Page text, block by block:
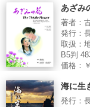
あざ
著者：
発行：
取扱：
B5判
価格：
海に生
発行：